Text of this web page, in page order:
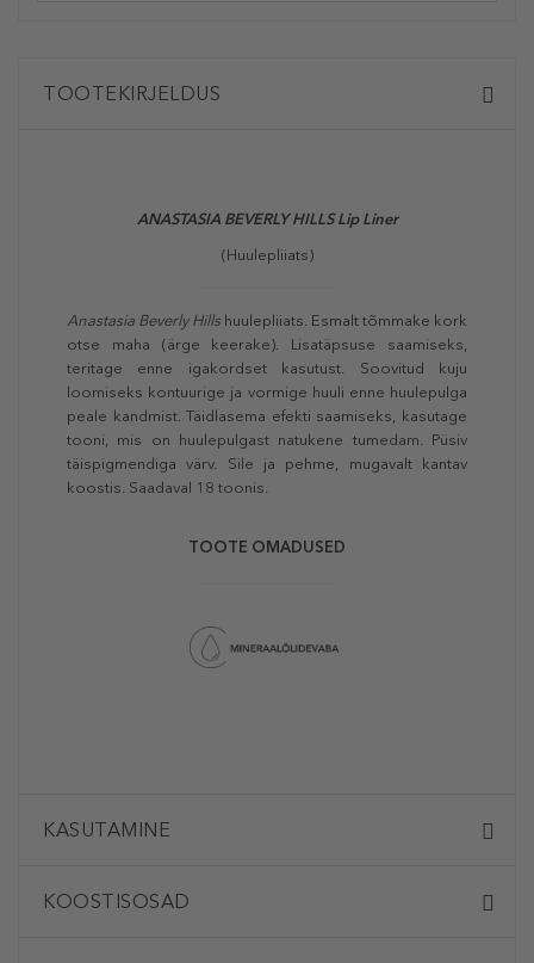
TOOTEKIRJELDUS
ANASTASIA BEVERLY HILLS Lip Liner
(Huulepliiats)
Anastasia Beverly Hills huulepliiats. Esmalt tõmmake kork
otse maha (ärge keerake). Lisatäpsuse saamiseks,
teritage enne igakordset kasutust. Soovitud kuju
loomiseks kontuurige ja vormige huuli enne huulepulga
peale kandmist. Täidlasema efekti saamiseks, kasutage
tooni, mis on huulepulgast natukene tumedam. Püsiv
täispigmendiga värv. Sile ja pehme, mugavalt kantav
koostis. Saadaval 18 toonis.
TOOTE OMADUSED
KASUTAMINE
KOOSTISOSAD